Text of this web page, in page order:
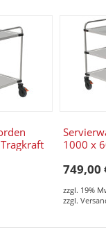
1000 x
mm
749,00
zzgl. 19%
zzgl.